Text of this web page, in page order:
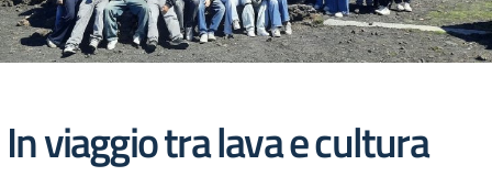
In viaggio tra lava e cultura